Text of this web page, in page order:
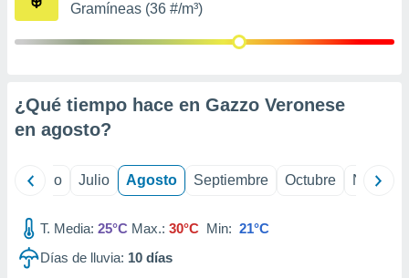
de
Gramíneas (36 #/m³)
¿Qué tiempo hace en Gazzo Veronese
en agosto?
Junio Julio Agosto Septiembre Octubre
T. Media: 25°C Max.: 30°C Min: 21°C
Días de lluvia: 10 días